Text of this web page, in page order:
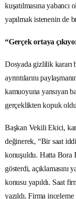
kuşatılmasına yabancı
yapılmak istenenin de
“Gerçek ortaya
Dosyada gizlilik kararı
ayrıntılarını
kamuoyuna yansıyan
gerçeklikten kopuk
Başkan Vekili Ekici,
değinerek, “Bir saat
konuşuldu. Hatta Bora
gösterdi, açıklamasını
konusu yapıldı. Saat
yazıldı. Firma